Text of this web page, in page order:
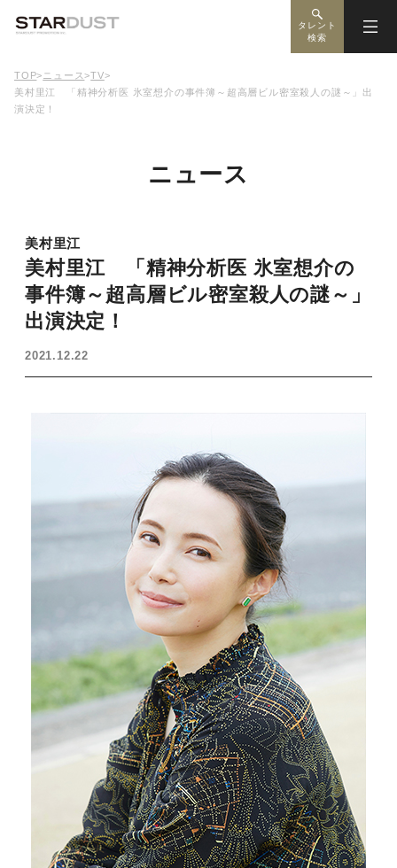
タレント
検索
TOP> ニュース>TV>
美村里江 「精神分析医 氷室想介の事件簿～超高層ビル密室殺人の謎～」出
演決定！
ニュース
美村里江
美村里江 「精神分析医 氷室想介の
事件簿～超高層ビル密室殺人の謎～」
出演決定！
2021.12.22